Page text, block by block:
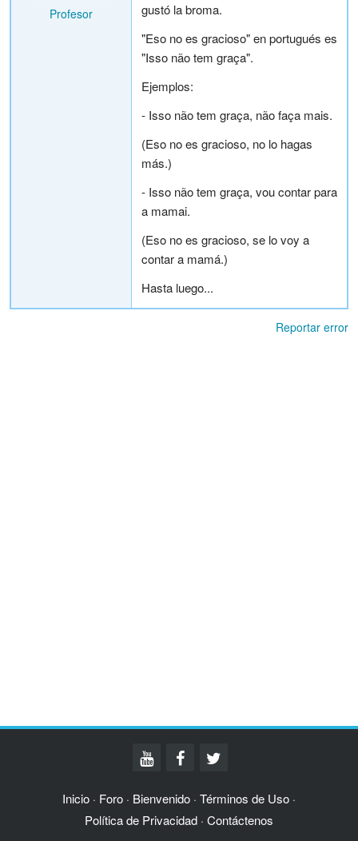
Profesor
gustó la broma.
"Eso no es gracioso" en portugués es
"Isso não tem graça".
Ejemplos:
- Isso não tem graça, não faça mais.
(Eso no es gracioso, no lo hagas
más.)
- Isso não tem graça, vou contar para
a mamai.
(Eso no es gracioso, se lo voy a
contar a mamá.)
Hasta luego...
Reportar error
Inicio · Foro · Bienvenido · Términos de Uso ·
Política de Privacidad · Contáctenos